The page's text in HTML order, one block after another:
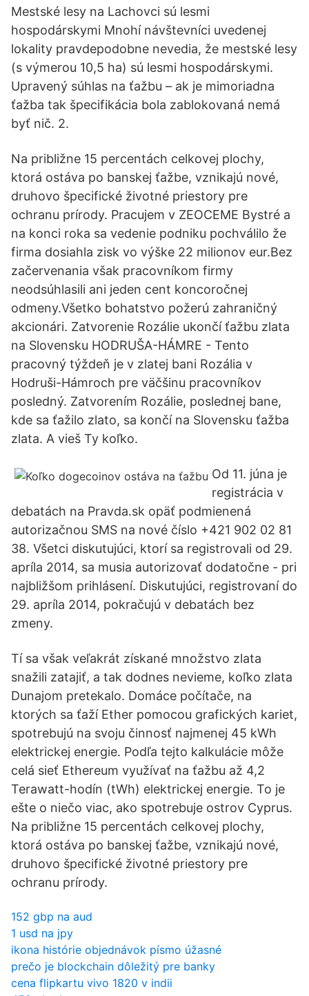
Mestské lesy na Lachovci sú lesmi
hospodárskymi Mnohí návštevníci uvedenej
lokality pravdepodobne nevedia, že mestské lesy
(s výmerou 10,5 ha) sú lesmi hospodárskymi.
Upravený súhlas na ťažbu – ak je mimoriadna
ťažba tak špecifikácia bola zablokovaná nemá
byť nič. 2.
Na približne 15 percentách celkovej plochy,
ktorá ostáva po banskej ťažbe, vznikajú nové,
druhovo špecifické životné priestory pre
ochranu prírody. Pracujem v ZEOCEME Bystré a
na konci roka sa vedenie podniku pochválilo že
firma dosiahla zisk vo výške 22 milionov eur.Bez
začervenania však pracovníkom firmy
neodsúhlasili ani jeden cent koncoročnej
odmeny.Všetko bohatstvo požerú zahraničný
akcionári. Zatvorenie Rozálie ukončí ťažbu zlata
na Slovensku HODRUŠA-HÁMRE - Tento
pracovný týždeň je v zlatej bani Rozália v
Hodruši-Hámroch pre väčšinu pracovníkov
posledný. Zatvorením Rozálie, poslednej bane,
kde sa ťažilo zlato, sa končí na Slovensku ťažba
zlata. A vieš Ty koľko.
Od 11. júna je
registrácia v
debatách na Pravda.sk opäť podmienená
autorizačnou SMS na nové číslo +421 902 02 81
38. Všetci diskutujúci, ktorí sa registrovali od 29.
apríla 2014, sa musia autorizovať dodatočne - pri
najbližšom prihlásení. Diskutujúci, registrovaní do
29. apríla 2014, pokračujú v debatách bez
zmeny.
Tí sa však veľakrát získané množstvo zlata
snažili zatajiť, a tak dodnes nevieme, koľko zlata
Dunajom pretekalo. Domáce počítače, na
ktorých sa ťaží Ether pomocou grafických kariet,
spotrebujú na svoju činnosť najmenej 45 kWh
elektrickej energie. Podľa tejto kalkulácie môže
celá sieť Ethereum využívať na ťažbu až 4,2
Terawatt-hodín (tWh) elektrickej energie. To je
ešte o niečo viac, ako spotrebuje ostrov Cyprus.
Na približne 15 percentách celkovej plochy,
ktorá ostáva po banskej ťažbe, vznikajú nové,
druhovo špecifické životné priestory pre
ochranu prírody.
152 gbp na aud
1 usd na jpy
ikona histórie objednávok písmo úžasné
prečo je blockchain dôležitý pre banky
cena flipkartu vivo 1820 v indii